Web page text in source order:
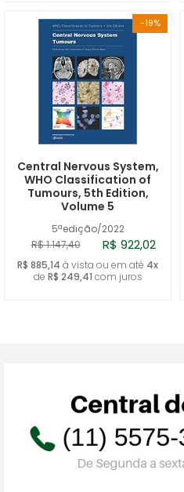
-19%
5ªedição/2022
Central Nervous System,
WHO Classification of
Tumours, 5th Edition,
Volume 5
R$ 1.147,40 R$ 922,02
R$ 885,14 à vista ou em até 4x
de R$ 249,41 com juros